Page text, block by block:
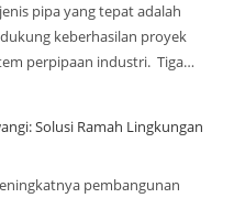
pipa yang tepat adalah
keberhasilan proyek
perpipaan industri. Tiga…
Solusi Ramah Lingkungan
pembangunan